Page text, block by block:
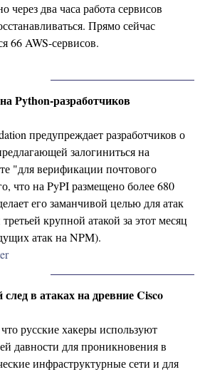
два часа работа сервисов
Прямо сейчас
66 AWS-сервисов.
Python-разработчиков
предупреждает разработчиков о
залогиниться на
"для верификации почтового
что на PyPI размещено более 680
его заманчивой целью для атак
крупной атакой за этот месяц
атак на NPM).
в атаках на древние Cisco
русские хакеры используют
давности для проникновения в
инфраструктурные сети и для